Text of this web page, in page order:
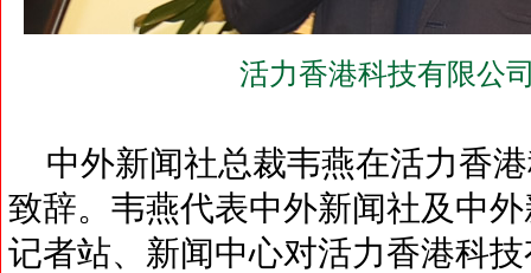
活力香港科技有限公
中外新闻社总裁韦燕在活力香
致辞。韦燕代表中外新闻社及中
记者站、新闻中心对活力香港科